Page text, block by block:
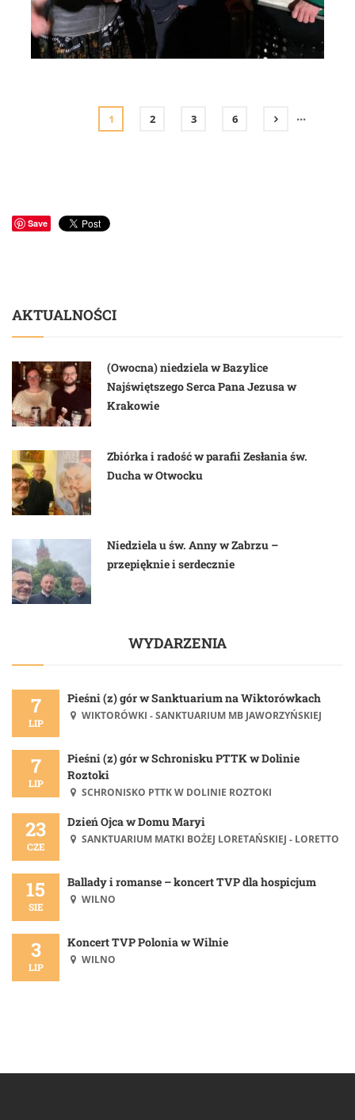
1
2 3 ...
6
Save
AKTUALNOŚCI
(Owocna) niedziela w Bazylice
Najświętszego Serca Pana Jezusa w
Krakowie
Zbiórka i radość w parafii Zesłania św.
Ducha w Otwocku
Niedziela u św. Anny w Zabrzu –
przepięknie i serdecznie
WYDARZENIA
7
LIP
Pieśni (z) gór w Sanktuarium na Wiktorówkach
WIKTORÓWKI - SANKTUARIUM MB JAWORZYŃSKIEJ
7
LIP
Pieśni (z) gór w Schronisku PTTK w Dolinie
Roztoki
SCHRONISKO PTTK W DOLINIE ROZTOKI
23
CZE
Dzień Ojca w Domu Maryi
SANKTUARIUM MATKI BOŻEJ LORETAŃSKIEJ - LORETTO
15
SIE
Ballady i romanse – koncert TVP dla hospicjum
WILNO
3
LIP
Koncert TVP Polonia w Wilnie
WILNO